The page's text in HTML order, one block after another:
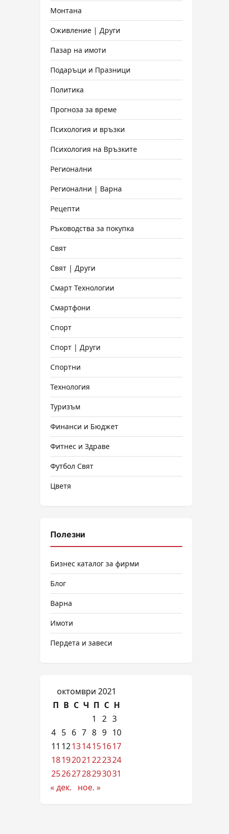
Монтана
Оживление | Други
Пазар на имоти
Подаръци и Празници
Политика
Прогноза за време
Психология и връзки
Психология на Връзките
Регионални
Регионални | Варна
Рецепти
Ръководства за покупка
Свят
Свят | Други
Смарт Технологии
Смартфони
Спорт
Спорт | Други
Спортни
Технология
Туризъм
Финанси и Бюджет
Фитнес и Здраве
Футбол Свят
Цветя
Полезни
Бизнес каталог за фирми
Блог
Варна
Имоти
Пердета и завеси
октомври 2021
П В С Ч П С Н
1
2 3
4 5 6 7 8 9 10
11 121314151617
18192021 222324
25262728293031
« дек.
ное. »